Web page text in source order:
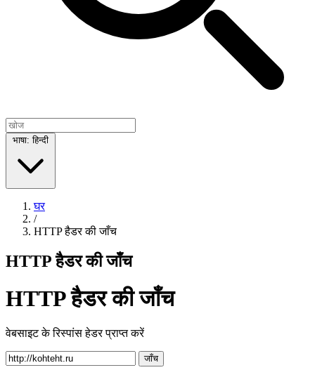
भाषा: हिन्दी
घर
/
HTTP हैडर की जाँच
HTTP हैडर की जाँच
HTTP हैडर की जाँच
वेबसाइट के रिस्पांस हेडर प्राप्त करें
जाँच